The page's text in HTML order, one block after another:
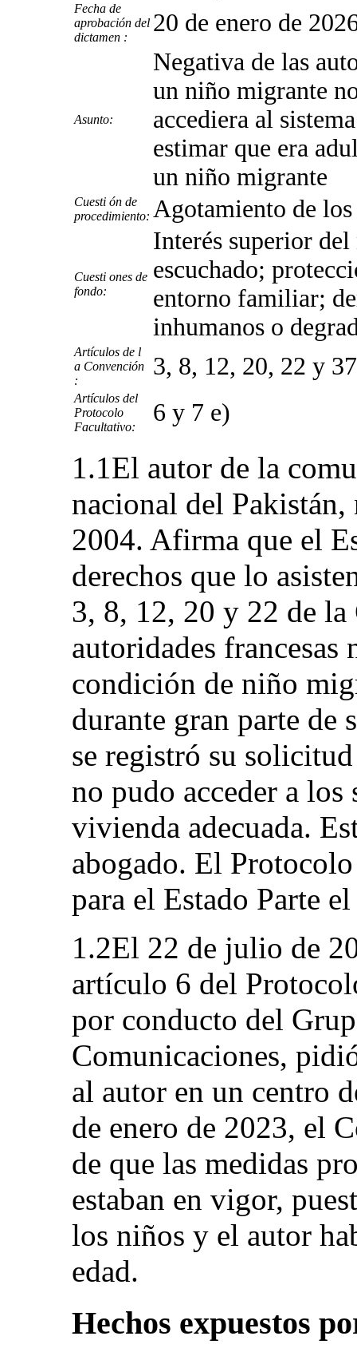
Fecha de
aprobación del
dictamen :
20 de enero de
Asunto:
Negativa de las
un niño migrante
accediera al
estimar que era
un niño migrante
Cuesti ón de
procedimiento: Agotamiento de
Cuesti ones de
fondo:
Interés superior
escuchado;
entorno familiar;
inhumanos o
Artículos de l
a Convención
:
3, 8, 12, 20, 22 y 37
Artículos del
Protocolo
Facultativo:
6 y 7 e)
1.1El autor de la
nacional del
2004. Afirma que el
derechos que lo
3, 8, 12, 20 y 22 de
autoridades francesas
condición de niño
durante gran parte de
se registró su
no pudo acceder a
vivienda adecuada.
abogado. El
para el Estado Parte
1.2El 22 de julio de
artículo 6 del
por conducto del
Comunicaciones,
al autor en un centro
de enero de 2023, el
de que las medidas
estaban en vigor,
los niños y el autor
edad.
Hechos expuestos